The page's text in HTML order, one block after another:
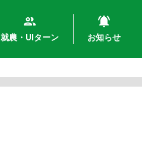
就農・UIターン お知らせ